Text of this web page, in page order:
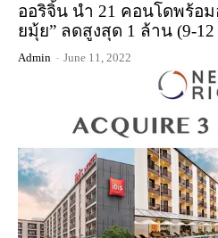
ออริจิ้น นำ 21 คอนโดพร้อม
ยมุ้ย” ลดสูงสุด 1 ล้าน (9-
Admin - June 11, 2022